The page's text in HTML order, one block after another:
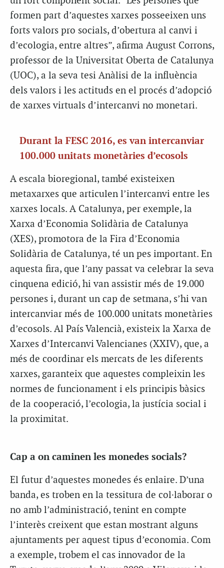
formen part d’aquestes xarxes posseeixen uns
forts valors pro socials, d’obertura al canvi i
d’ecologia, entre altres”, afirma August Corrons,
professor de la Universitat Oberta de Catalunya
(UOC), a la seva tesi Anàlisi de la influència
dels valors i les actituds en el procés d’adopció
de xarxes virtuals d’intercanvi no monetari.
Durant la FESC 2016, es van intercanviar
100.000 unitats monetàries d’ecosols
A escala bioregional, també existeixen
metaxarxes que articulen l’intercanvi entre les
xarxes locals. A Catalunya, per exemple, la
Xarxa d’Economia Solidària de Catalunya
(XES), promotora de la Fira d’Economia
Solidària de Catalunya, té un pes important. En
aquesta fira, que l’any passat va celebrar la seva
cinquena edició, hi van assistir més de 19.000
persones i, durant un cap de setmana, s’hi van
intercanviar més de 100.000 unitats monetàries
d’ecosols. Al País Valencià, existeix la Xarxa de
Xarxes d’Intercanvi Valencianes (XXIV), que, a
més de coordinar els mercats de les diferents
xarxes, garanteix que aquestes compleixin les
normes de funcionament i els principis bàsics
de la cooperació, l’ecologia, la justícia social i
la proximitat.
Cap a on caminen les monedes socials?
El futur d’aquestes monedes és enlaire. D’una
banda, es troben en la tessitura de col·laborar o
no amb l’administració, tenint en compte
l’interès creixent que estan mostrant alguns
ajuntaments per aquest tipus d’economia. Com
a exemple, trobem el cas innovador de la